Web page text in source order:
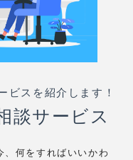
ビスを紹介します！
談サービス
、何をすればいいかわ